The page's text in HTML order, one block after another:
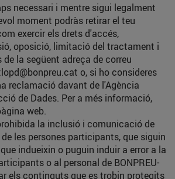
necessari i mentre sigui legalment
moment podràs retirar el teu
exercir els drets d'accés,
oposició, limitació del tractament i
la següent adreça de correu
o, si ho consideres
reclamació davant de l'Agència
de Dades. Per a més informació,
web.
la inclusió i comunicació de
les persones participants, que siguin
indueixin o puguin induir a error a la
o al personal de BONPREU-
els continguts que es trobin protegits